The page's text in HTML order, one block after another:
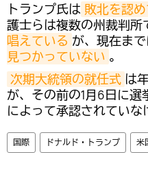
トランプ氏は 敗北を認
護士らは複数の州裁判所
唱えている が、現在ま
見つかっていない 。
次期大統領の就任式 は
が、その前の1月6日に
によって承認されていな
国際 ドナルド・トランプ 米